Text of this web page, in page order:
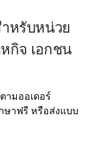
หรับหน่วย
กิจ เอกชน
ามออเดอร์
ษาฟรี หรือส่งแบบ